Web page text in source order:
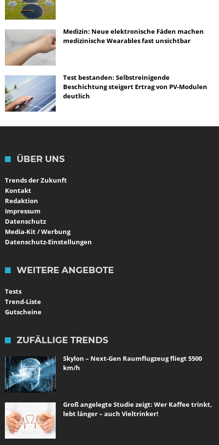
Medizin: Neue elektronische Fäden machen
medizinische Wearables fast unsichtbar
Test bestanden: Selbstreinigende
Beschichtung steigert Ertrag von PV-Modulen
deutlich
ÜBER UNS
Trends der Zukunft
Kontakt
Redaktion
Impressum
Datenschutz
Media-Kit / Werbung
Datenschutz-Einstellungen
WEITERE ANGEBOTE
Tests
Trend-Liste
Gutscheine
ZUFÄLLIGE TRENDS
Skylon – Next-Gen Raumflugzeug fliegt 5500
km/h
Groß angelegte Studie zeigt: Wer Kaffee trinkt,
lebt länger – auch Vieltrinker!